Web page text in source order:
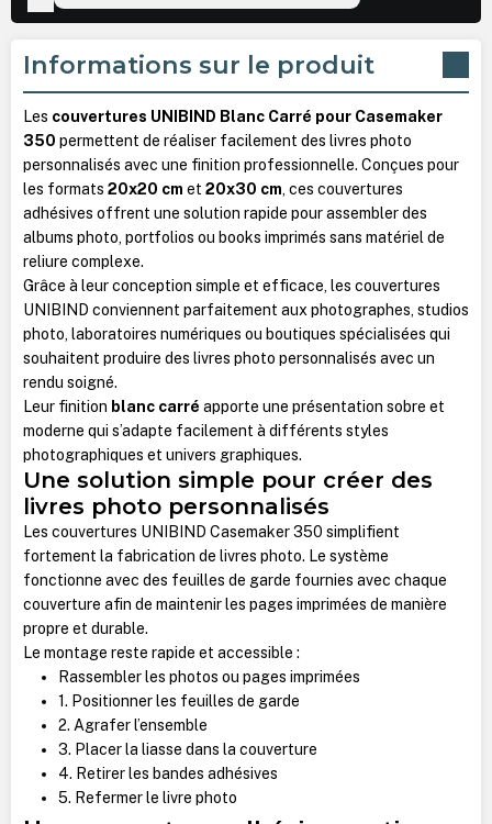
Informations sur le produit
Les couvertures UNIBIND Blanc Carré pour Casemaker
350 permettent de réaliser facilement des livres photo
personnalisés avec une finition professionnelle. Conçues pour
les formats 20x20 cm et 20x30 cm, ces couvertures
adhésives offrent une solution rapide pour assembler des
albums photo, portfolios ou books imprimés sans matériel de
reliure complexe.
Grâce à leur conception simple et efficace, les couvertures
UNIBIND conviennent parfaitement aux photographes, studios
photo, laboratoires numériques ou boutiques spécialisées qui
souhaitent produire des livres photo personnalisés avec un
rendu soigné.
Leur finition blanc carré apporte une présentation sobre et
moderne qui s’adapte facilement à différents styles
photographiques et univers graphiques.
Une solution simple pour créer des
livres photo personnalisés
Les couvertures UNIBIND Casemaker 350 simplifient
fortement la fabrication de livres photo. Le système
fonctionne avec des feuilles de garde fournies avec chaque
couverture afin de maintenir les pages imprimées de manière
propre et durable.
Le montage reste rapide et accessible :
Rassembler les photos ou pages imprimées
1. Positionner les feuilles de garde
2. Agrafer l’ensemble
3. Placer la liasse dans la couverture
4. Retirer les bandes adhésives
5. Refermer le livre photo